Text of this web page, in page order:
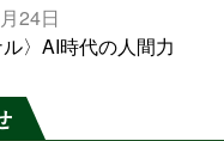
24日
ル〉AI時代の人間力